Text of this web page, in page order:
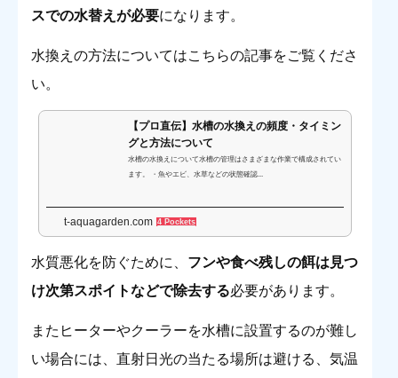
スでの水替えが必要になります。
水換えの方法についてはこちらの記事をご覧くださ
い。
【プロ直伝】水槽の水換えの頻度・タイミン
グと方法について
水槽の水換えについて水槽の管理はさまざまな作業で構成されてい
ます。 ・魚やエビ、水草などの状態確認...
t-aquagarden.com 4 Pockets
水質悪化を防ぐために、 フンや食べ残しの餌は見つ
け次第スポイトなどで除去する必要があります。
またヒーターやクーラーを水槽に設置するのが難し
い場合には、直射日光の当たる場所は避ける、気温